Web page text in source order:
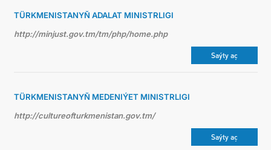
TÜRKMENISTANYŇ ADALAT MINISTRLIGI
http://minjust.gov.tm/tm/php/home.php
Saýty aç
TÜRKMENISTANYŇ MEDENIÝET MINISTRLIGI
http://cultureofturkmenistan.gov.tm/
Saýty aç